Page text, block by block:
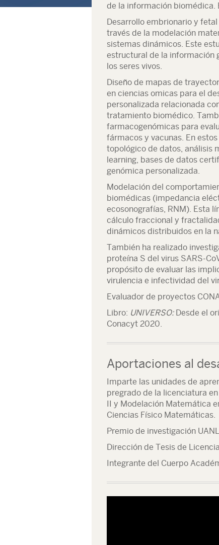
de la información biomédica.
Desarrollo embrionario y
través de la modelación
sistemas dinámicos. Este
estructural de la información
los seres vivos.
Diseño de mapas de
en ciencias omicas para el
personalizada relacionada
tratamiento biomédico.
farmacogenómicas para
fármacos y vacunas. En
topológico de datos, análisis
learning, bases de datos
genómica personalizada.
Modelación del
biomédicas (impedancia
ecosonografías, RNM). Esta
cálculo fraccional y
dinámicos distribuidos en la
También ha realizado
proteína S del virus SARS-
propósito de evaluar las
virulencia e infectividad del
Evaluador de proyectos
Libro: UNIVERSO:Desde el
Conacyt 2020.
Aportaciones al
Imparte las unidades de
pregrado de la licenciatura
II y Modelación Matemática
Ciencias Físico Matemáticas.
Premio de investigación
Dirección de Tesis de
Integrante del Cuerpo